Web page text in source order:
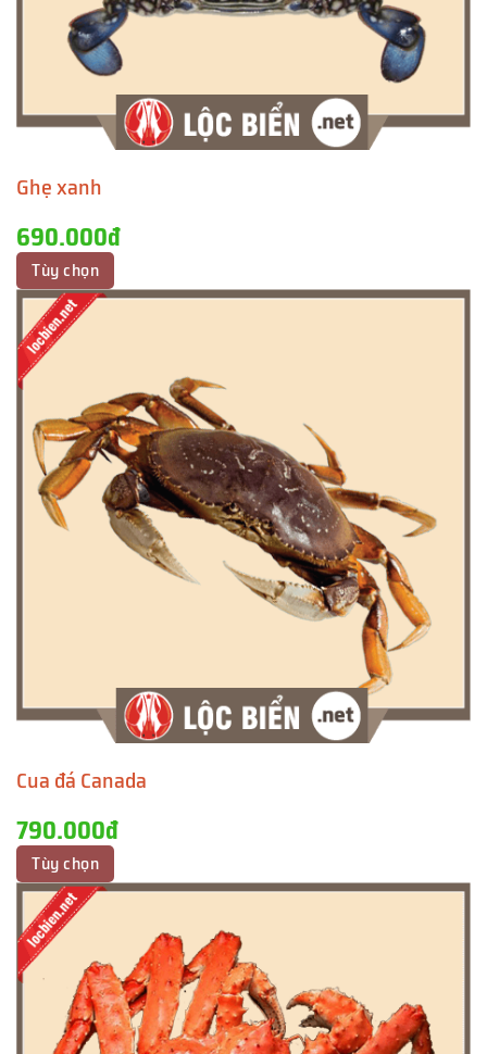
Ghẹ xanh
690.000đ
Tùy chọn
Cua đá Canada
790.000đ
Tùy chọn